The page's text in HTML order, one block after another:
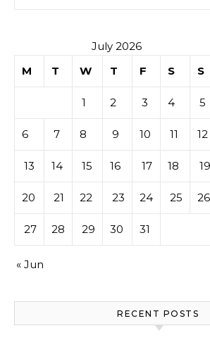
July 2026
M
T W T F S S
1 2 3 4 5
6 7 8 9 10 11 12
13 14 15 16 17 18 19
20 21 22 23 24 25 26
27 28 29 30 31
« Jun
RECENT POSTS